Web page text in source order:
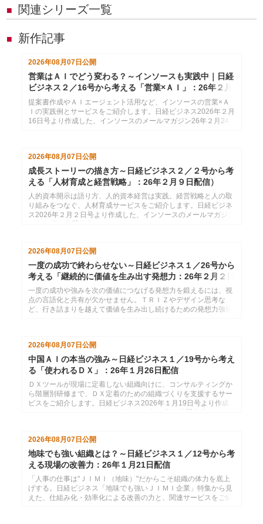
■ 関連シリーズ一覧
■ 新作記事
2026年08月07日 公開
営業はＡＩでどう変わる？～インソースも実践中｜日経
ビジネス２／16号から考える「営業×ＡＩ」：26年２月
24日配信
提案書作成やＡＩエージェント活用など、インソースの営業×Ａ
Ｉの実践例とサービスをご紹介します。日経ビジネス2026年２月
16日号より作成した、インソースのメールマガジン26年２月24
2026年08月07日 公開
成長ストーリーの描き方～日経ビジネス２／２号から考
える「人材育成と経営戦略」：26年２月９日配信）
人的資本開示は語り方、人的資本経営は実践。経営戦略と人の取
り組みをつなぐ、人材育成サービスをご紹介します。日経ビジネ
ス2026年２月２日号より作成した、インソースのメールマガジン
2026年08月07日公開
一度の成功で終わらせない～日経ビジネス１／26号から
考える「継続的に価値を生み出す発想力：26年２月２日
配信
一度の成功や強みを次の価値につなげる発想力を鍛えるには、視
点の言語化と共有が欠かせません。ＴＲＩＺやデザイン思考な
ど、行き詰まりを越えて価値を生み出し続けるための発想力強化
2026年08月07日 公開
中国ＡＩの本当の強み～日経ビジネス１／19号から考え
る「使われるＤＸ」：26年１月26日配信
ＤＸツールが現場に定着しない組織向けに、コンサルティングか
ら階層別研修まで、ＤＸ定着のための組織づくりを支援するサー
ビスをご紹介します。日経ビジネス2026年１月19日号より作成
2026年08月07日公開
地味でも強い組織とは？～日経ビジネス１／12号から考
える現場の改善力：26年１月21日配信
「人事の仕事は"ＪＩＭＩ（地味）"だからこそ組織の体力を底上
げする。日経ビジネス「地味でも強いＪＩＭＩ企業」特集から見
えた、仕組み化・効率化による改善の力と、関連サービスをご紹